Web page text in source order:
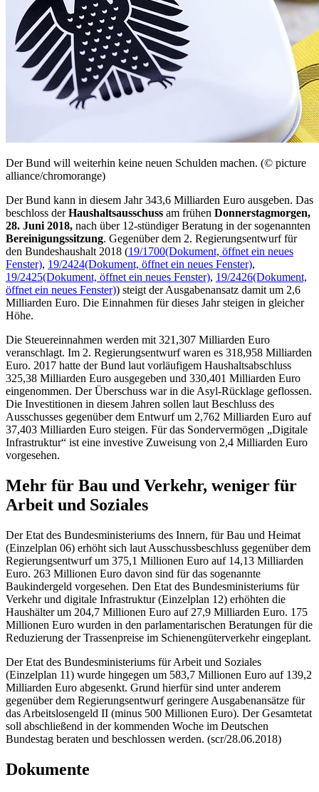
Der Bund will weiterhin keine neuen Schulden machen. (© picture
alliance/chromorange)
Der Bund kann in diesem Jahr 343,6 Milliarden Euro ausgeben. Das
beschloss derHaushaltsausschuss am frühen Donnerstagmorgen,
28. Juni 2018, nach über 12-stündiger Beratung in der sogenannten
Bereinigungssitzung. Gegenüber dem 2. Regierungsentwurf für
den Bundeshaushalt 2018 (19/1700(Dokument, öffnet ein neues
Fenster), 19/2424(Dokument, öffnet ein neues Fenster),
19/2425(Dokument, öffnet ein neues Fenster), 19/2426(Dokument,
öffnet ein neues Fenster)) steigt der Ausgabenansatz damit um 2,6
Milliarden Euro. Die Einnahmen für dieses Jahr steigen in gleicher
Höhe.
Die Steuereinnahmen werden mit 321,307 Milliarden Euro
veranschlagt. Im 2. Regierungsentwurf waren es 318,958 Milliarden
Euro. 2017 hatte der Bund laut vorläufigem Haushaltsabschluss
325,38 Milliarden Euro ausgegeben und 330,401 Milliarden Euro
eingenommen. Der Überschuss war in die Asyl-Rücklage geflossen.
Die Investitionen in diesem Jahren sollen laut Beschluss des
Ausschusses gegenüber dem Entwurf um 2,762 Milliarden Euro auf
37,403 Milliarden Euro steigen. Für das Sondervermögen „Digitale
Infrastruktur“ ist eine investive Zuweisung von 2,4 Milliarden Euro
vorgesehen.
Mehr für Bau und Verkehr, weniger für
Arbeit und Soziales
DerEtat des Bundesministeriums des Innern, für Bau und Heimat
(Einzelplan 06) erhöht sich laut Ausschussbeschluss gegenüber dem
Regierungsentwurf um 375,1 Millionen Euro auf 14,13 Milliarden
Euro. 263 Millionen Euro davon sind für das sogenannte
Baukindergeld vorgesehen. Den Etat des Bundesministeriums für
Verkehr und digitale Infrastruktur (Einzelplan 12) erhöhten die
Haushälter um 204,7 Millionen Euro auf 27,9 Milliarden Euro. 175
Millionen Euro wurden in den parlamentarischen Beratungen für die
Reduzierung der Trassenpreise im Schienengüterverkehr eingeplant.
DerEtat des Bundesministeriums für Arbeit und Soziales
(Einzelplan 11) wurde hingegen um 583,7 Millionen Euro auf 139,2
Milliarden Euro abgesenkt. Grund hierfür sind unter anderem
gegenüber dem Regierungsentwurf geringere Ausgabenansätze für
das Arbeitslosengeld II (minus 500 Millionen Euro). Der Gesamtetat
soll abschließend in der kommenden Woche im Deutschen
Bundestag beraten und beschlossen werden. (scr/28.06.2018)
Dokumente